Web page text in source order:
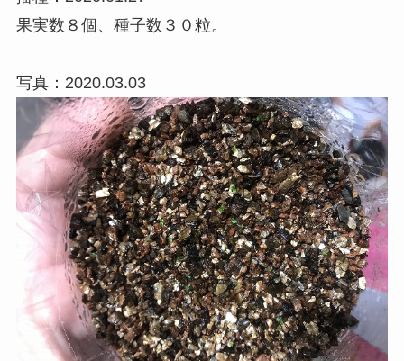
果実数８個、種子数３０粒。
写真：2020.03.03